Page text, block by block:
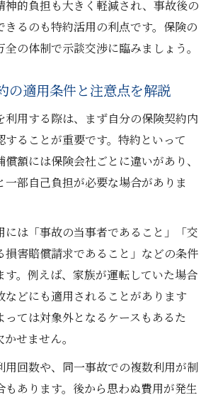
神的負担も大きく軽減され、事故後の
きるのも特約活用の利点です。保険の
の体制で示談交渉に臨みましょう。
の適用条件と注意点を解説
利用する際は、まず自分の保険契約内
することが重要です。特約といって
額には保険会社ごとに違いがあり、
一部自己負担が必要な場合がありま
には「事故の当事者であること」「交
損害賠償請求であること」などの条件
す。例えば、家族が運転していた場合
などにも適用されることがあります
っては対象外となるケースもあるた
せません。
用回数や、同一事故での複数利用が制
もあります。後から思わぬ費用が発生